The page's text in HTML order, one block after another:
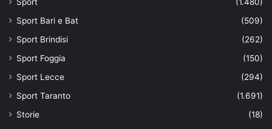
Sport Bari e Bat
(509)
Sport Brindisi
(262)
Sport Foggia
(150)
Sport Lecce
(294)
Sport Taranto
(1.691)
Storie
(18)